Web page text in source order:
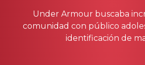
Under Armour buscaba
comunidad con público
identificación de